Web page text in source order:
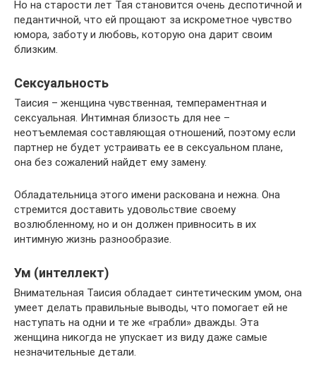
Но на старости лет Тая становится очень деспотичной и
педантичной, что ей прощают за искрометное чувство
юмора, заботу и любовь, которую она дарит своим
близким.
Сексуальность
Таисия – женщина чувственная, темпераментная и
сексуальная. Интимная близость для нее –
неотъемлемая составляющая отношений, поэтому если
партнер не будет устраивать ее в сексуальном плане,
она без сожалений найдет ему замену.
Обладательница этого имени раскована и нежна. Она
стремится доставить удовольствие своему
возлюбленному, но и он должен привносить в их
интимную жизнь разнообразие.
Ум (интеллект)
Внимательная Таисия обладает синтетическим умом, она
умеет делать правильные выводы, что помогает ей не
наступать на одни и те же «грабли» дважды. Эта
женщина никогда не упускает из виду даже самые
незначительные детали.